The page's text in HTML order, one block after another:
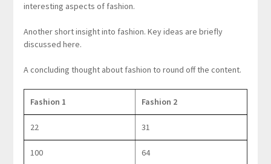
interesting aspects of fashion.
Another short insight into fashion. Key ideas are briefly
discussed here.
A concluding thought about fashion to round off the content.
Fashion 1 Fashion 2
22 31
100 64